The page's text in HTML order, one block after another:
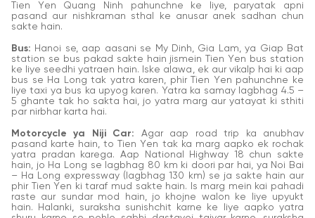
Tien Yen Quang Ninh pahunchne ke liye, paryatak apni
pasand aur nishkraman sthal ke anusar anek sadhan chun
sakte hain.
Bus: Hanoi se, aap aasani se My Dinh, Gia Lam, ya Giap Bat
station se bus pakad sakte hain jismein Tien Yen bus station
ke liye seedhi yatraen hain. Iske alawa, ek aur vikalp hai ki aap
bus se Ha Long tak yatra karen, phir Tien Yen pahunchne ke
liye taxi ya bus ka upyog karen. Yatra ka samay lagbhag 4.5 –
5 ghante tak ho sakta hai, jo yatra marg aur yatayat ki sthiti
par nirbhar karta hai.
Motorcycle ya Niji Car: Agar aap road trip ka anubhav
pasand karte hain, to Tien Yen tak ka marg aapko ek rochak
yatra pradan karega. Aap National Highway 18 chun sakte
hain, jo Ha Long se lagbhag 80 km ki doori par hai, ya Noi Bai
– Ha Long expressway (lagbhag 130 km) se ja sakte hain aur
phir Tien Yen ki taraf mud sakte hain. Is marg mein kai pahadi
raste aur sundar mod hain, jo khojne walon ke liye upyukt
hain. Halanki, suraksha sunishchit karne ke liye aapko yatra